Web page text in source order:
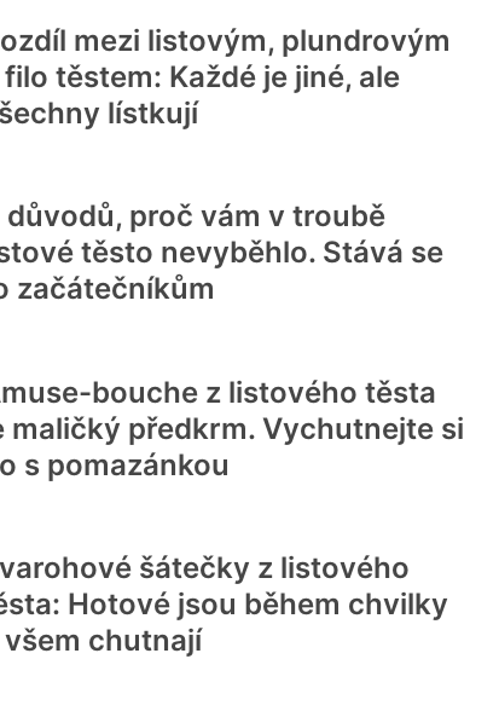
mezi listovým, plundrovým
filo těstem: Každé je jiné, ale
lístkují
důvodů, proč vám v troubě
těsto nevyběhlo. Stává se
začátečníkům
bouche z listového těsta
maličký předkrm. Vychutnejte si
s pomazánkou
šátečky z listového
Hotové jsou během chvilky
všem chutnají